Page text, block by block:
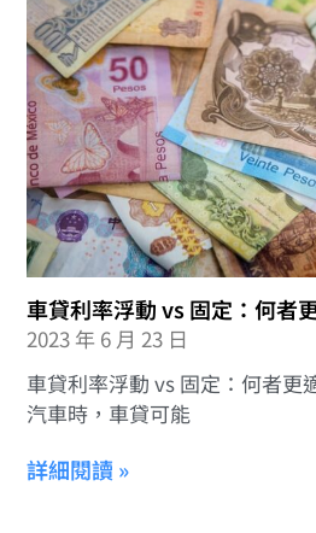
車貸利率浮動 vs 固定：何者
2023 年 6 月 23 日
車貸利率浮動 vs 固定：何者更
汽車時，車貸可能
詳細閱讀 »